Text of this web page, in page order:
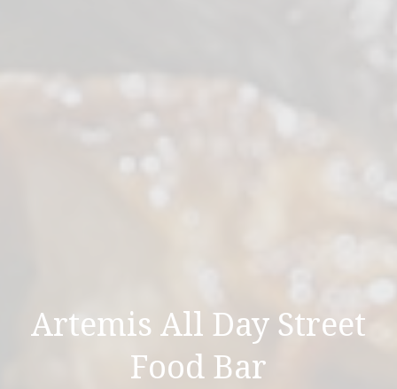
Artemis All Day Street
Food Bar